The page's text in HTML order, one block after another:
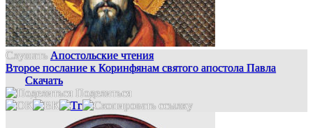
Слушать Апостольские чтения
Второе послание к Коринфянам святого апостола Павла
Скачать
Поделиться